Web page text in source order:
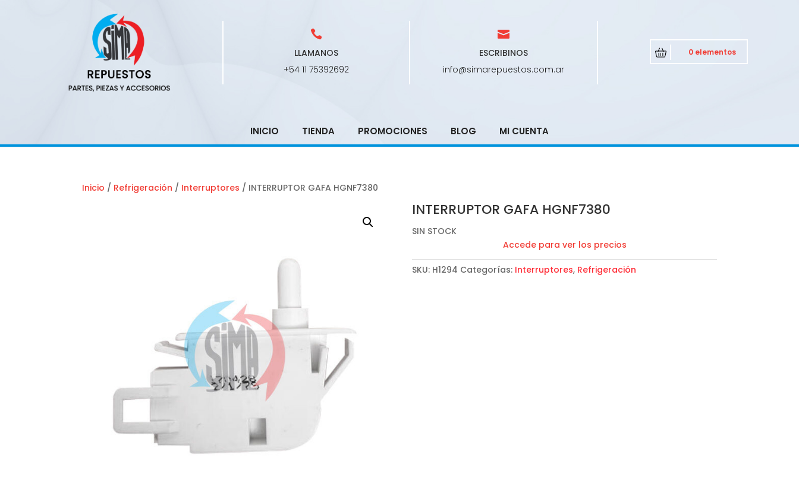
LLAMANOS
+54 11 75392692
ESCRIBINOS
info@simarepuestos.com.ar
0 elementos
INICIO TIENDA PROMOCIONES BLOG MI CUENTA
Inicio / Refrigeración / Interruptores / INTERRUPTOR GAFA HGNF7380
INTERRUPTOR GAFA HGNF7380
SIN STOCK
Accede para ver los precios
SKU: H1294 Categorías: Interruptores, Refrigeración